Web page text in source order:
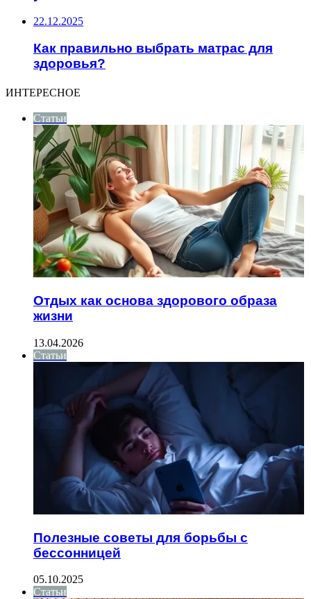
22.12.2025
Как правильно выбрать матрас для
здоровья?
ИНТЕРЕСНОЕ
Статьи
Отдых как основа здорового образа
жизни
13.04.2026
Статьи
Полезные советы для борьбы с
бессонницей
05.10.2025
Статьи